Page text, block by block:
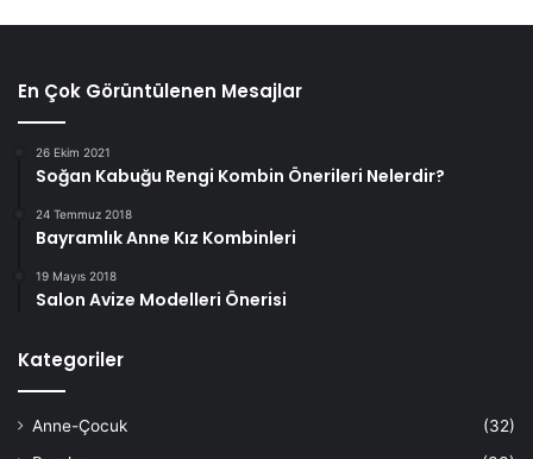
En Çok Görüntülenen Mesajlar
26 Ekim 2021
Soğan Kabuğu Rengi Kombin Önerileri Nelerdir?
24 Temmuz 2018
Bayramlık Anne Kız Kombinleri
19 Mayıs 2018
Salon Avize Modelleri Önerisi
Kategoriler
Anne-Çocuk
(32)